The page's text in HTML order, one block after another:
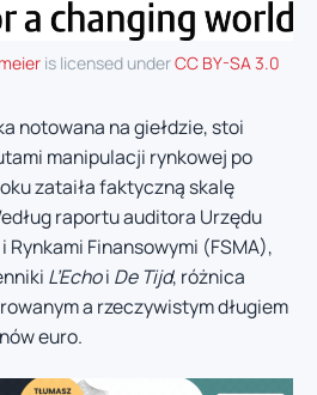
is licensed underCC BY-SA 3.0
notowana na giełdzie, stoi
manipulacji rynkowej po
zataiła faktyczną skalę
raportu auditora Urzędu
Rynkami Finansowymi (FSMA),
L’Echoi De Tijd, różnica
a rzeczywistym długiem
euro.